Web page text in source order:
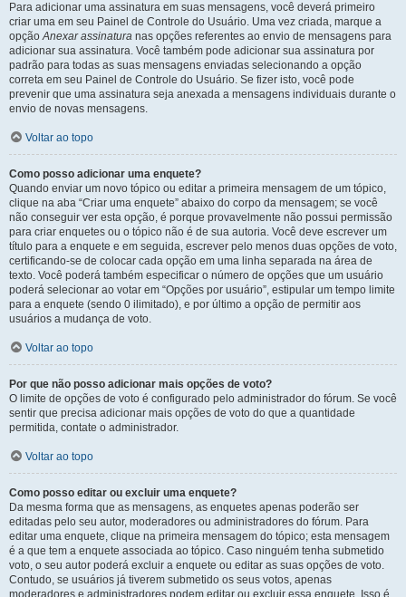
Para adicionar uma assinatura em suas mensagens, você deverá primeiro
criar uma em seu Painel de Controle do Usuário. Uma vez criada, marque a
opçãoAnexar assinatura nas opções referentes ao envio de mensagens para
adicionar sua assinatura. Você também pode adicionar sua assinatura por
padrão para todas as suas mensagens enviadas selecionando a opção
correta em seu Painel de Controle do Usuário. Se fizer isto, você pode
prevenir que uma assinatura seja anexada a mensagens individuais durante o
envio de novas mensagens.
Voltar ao topo
Como posso adicionar uma enquete?
Quando enviar um novo tópico ou editar a primeira mensagem de um tópico,
clique na aba “Criar uma enquete” abaixo do corpo da mensagem; se você
não conseguir ver esta opção, é porque provavelmente não possui permissão
para criar enquetes ou o tópico não é de sua autoria. Você deve escrever um
título para a enquete e em seguida, escrever pelo menos duas opções de voto,
certificando-se de colocar cada opção em uma linha separada na área de
texto. Você poderá também especificar o número de opções que um usuário
poderá selecionar ao votar em “Opções por usuário”, estipular um tempo limite
para a enquete (sendo 0 ilimitado), e por último a opção de permitir aos
usuários a mudança de voto.
Voltar ao topo
Por que não posso adicionar mais opções de voto?
O limite de opções de voto é configurado pelo administrador do fórum. Se você
sentir que precisa adicionar mais opções de voto do que a quantidade
permitida, contate o administrador.
Voltar ao topo
Como posso editar ou excluir uma enquete?
Da mesma forma que as mensagens, as enquetes apenas poderão ser
editadas pelo seu autor, moderadores ou administradores do fórum. Para
editar uma enquete, clique na primeira mensagem do tópico; esta mensagem
é a que tem a enquete associada ao tópico. Caso ninguém tenha submetido
voto, o seu autor poderá excluir a enquete ou editar as suas opções de voto.
Contudo, se usuários já tiverem submetido os seus votos, apenas
moderadores e administradores podem editar ou excluir essa enquete. Isso é